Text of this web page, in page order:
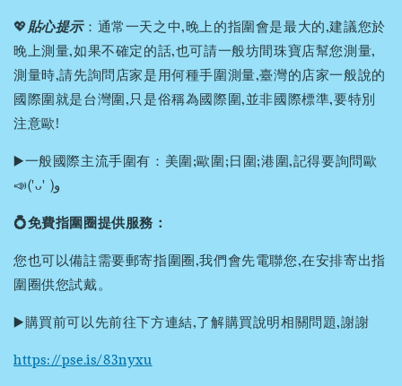
💖貼心提示：通常一天之中,晚上的指圍會是最大的,建議您於
晚上測量,如果不確定的話,也可請一般坊間珠寶店幫您測量,
測量時,請先詢問店家是用何種手圍測量,臺灣的店家一般說的
國際圍就是台灣圍,只是俗稱為國際圍,並非國際標準,要特別
注意歐!
▶️一般國際主流手圍有：美圍;歐圍;日圍;港圍,記得要詢問歐
📣('ᴗ' )و
💍免費指圍圈提供服務：
您也可以備註需要郵寄指圍圈,我們會先電聯您,在安排寄出指
圍圈供您試戴。
▶️購買前可以先前往下方連結,了解購買說明相關問題,謝謝
https://pse.is/83nyxu